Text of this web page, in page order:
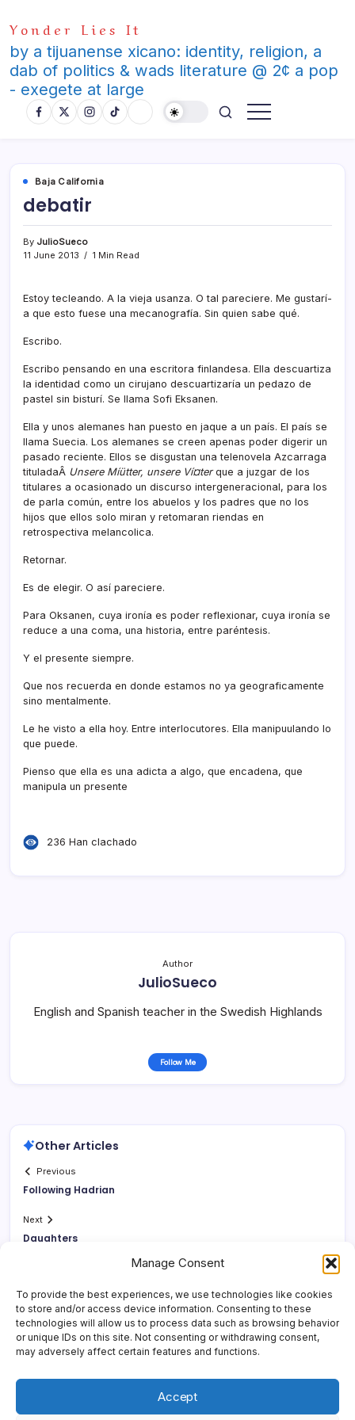
Manage Consent
To provide the best experiences, we use technologies like cookies
to store and/or access device information. Consenting to these
technologies will allow us to process data such as browsing behavior
or unique IDs on this site. Not consenting or withdrawing consent,
may adversely affect certain features and functions.
Accept
to
content
Yonder Lies It
by a tijuanense xicano: identity, religion, a
dab of politics & wads literature @ 2¢ a pop
- exegete at large
Baja California
debatir
By JulioSueco
11 June 2013
1 Min Read
Estoy tecleando. A la vieja usanza. O tal pareciere. Me gustarí­
a que esto fuese una mecanografí­a. Sin quien sabe qué.
Escribo.
Escribo pensando en una escritora finlandesa. Ella descuartiza
la identidad como un cirujano descuartizarí­a un pedazo de
pastel sin bisturí­. Se llama Sofi Eksanen.
Ella y unos alemanes han puesto en jaque a un paí­s. El paí­s se
llama Suecia. Los alemanes se creen apenas poder digerir un
pasado reciente. Ellos se disgustan una telenovela Azcarraga
tituladaÂ Unsere Míütter, unsere Ví¤terque a juzgar de los
titulares a ocasionado un discurso intergeneracional, para los
de parla común, entre los abuelos y los padres que no los
hijos que ellos solo miran y retomaran riendas en
retrospectiva melancolica.
Retornar.
Es de elegir. O así­ pareciere.
Para Oksanen, cuya ironí­a es poder reflexionar, cuya ironí­a se
reduce a una coma, una historia, entre paréntesis.
Y el presente siempre.
Que nos recuerda en donde estamos no ya geograficamente
sino mentalmente.
Le he visto a ella hoy. Entre interlocutores. Ella manipuulando lo
que puede.
Pienso que ella es una adicta a algo, que encadena, que
manipula un presente
236 Han clachado
Author
JulioSueco
English and Spanish teacher in the Swedish Highlands
Follow Me
Other Articles
Previous
Following Hadrian
Next
Daughters